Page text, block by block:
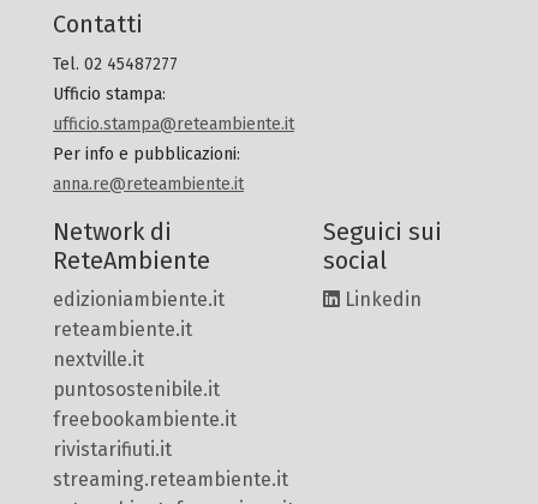
Contatti
Tel. 02 45487277
Ufficio stampa:
ufficio.stampa@reteambiente.it
Per info e pubblicazioni:
anna.re@reteambiente.it
Network di
ReteAmbiente
edizioniambiente.it
reteambiente.it
nextville.it
puntosostenibile.it
freebookambiente.it
rivistarifiuti.it
streaming.reteambiente.it
Seguici sui
social
Linkedin